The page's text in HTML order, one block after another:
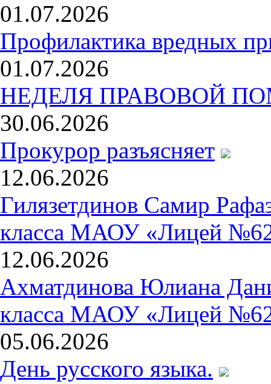
01.07.2026
Профилактика вредных
01.07.2026
НЕДЕЛЯ ПРАВОВОЙ
30.06.2026
Прокурор разъясняет
12.06.2026
Гилязетдинов Самир
класса МАОУ «Лицей
12.06.2026
Ахматдинова Юлиана
класса МАОУ «Лицей
05.06.2026
День русского языка.